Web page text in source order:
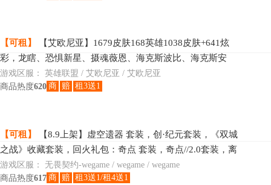
【可租】
【艾欧尼亚】1679皮肤168英雄1038皮肤+641炫
彩，龙瞎、恐惧新星、摄魂薇恩、海克斯波比、海克斯安
妮、海克斯牛头、海克斯阿木木、暗星科加斯、海克斯皇
子、
游戏区服： 英雄联盟 / 艾欧尼亚 / 艾欧尼亚
商品热度620 商 赔 租3送1
【可租】
【8.9上架】虚空遗器 套装，创·纪元套装，《双城
之战》收藏套装，回火礼包：奇点 套装，奇点//2.0套装，离
子武器//2.0 套装，英雄之选 套装，5周年//公测重制版 礼
包，偃月苍龙 狂徒，千灵华绽 幻影，夜刃诡镰，VCT25 x
游戏区服： 无畏契约-wegame / wegame / wegame
商品热度617 商 赔 租3送1/租4送1